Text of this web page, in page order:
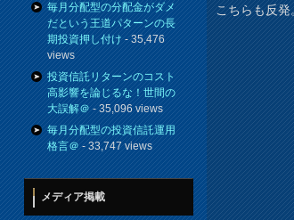
こちらも反発
毎月分配型の分配金がダメ
だという王道パターンの長
期投資押し付け- 35,476
views
投資信託リターンのコスト
高影響を論じるな！世間の
大誤解＠- 35,096 views
毎月分配型の投資信託運用
格言＠- 33,747 views
メディア掲載